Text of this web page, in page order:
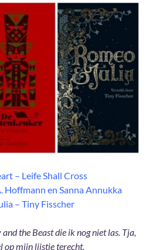
– Leife Shall Cross
Hoffmann en Sanna Annukka
– Tiny Fisscher
the Beast die ik nog niet las. Tja,
op mijn lijstje terecht.